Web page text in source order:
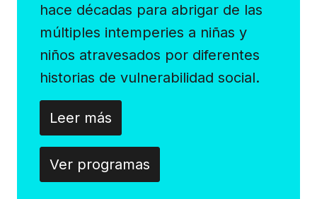
hace décadas para abrigar de las
múltiples intemperies a niñas y
niños atravesados por diferentes
historias de vulnerabilidad social.
Leer más
Ver programas